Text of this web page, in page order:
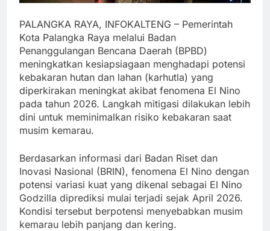
PALANGKA RAYA, INFOKALTENG – Pemerintah
Kota Palangka Raya melalui Badan
Penanggulangan Bencana Daerah (BPBD)
meningkatkan kesiapsiagaan menghadapi potensi
kebakaran hutan dan lahan (karhutla) yang
diperkirakan meningkat akibat fenomena El Nino
pada tahun 2026. Langkah mitigasi dilakukan lebih
dini untuk meminimalkan risiko kebakaran saat
musim kemarau.
Berdasarkan informasi dari Badan Riset dan
Inovasi Nasional (BRIN), fenomena El Nino dengan
potensi variasi kuat yang dikenal sebagai El Nino
Godzilla diprediksi mulai terjadi sejak April 2026.
Kondisi tersebut berpotensi menyebabkan musim
kemarau lebih panjang dan kering.